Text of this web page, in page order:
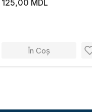
125,00 MDL
În Coș